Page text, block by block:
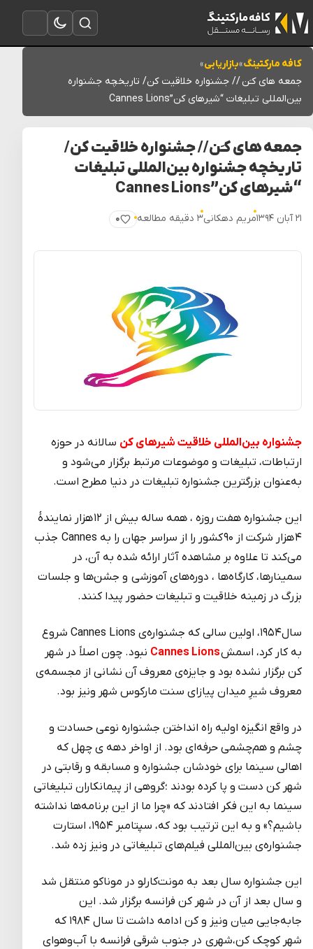
باز کردن منو
تغییر به حالت تاریک
باز کردن جستجو
کافه مارکتینگ»بازاریابی»
جمعه های کـَن // جشنواره خلاقیت کن/ تاریخچه جشنواره
بین‌المللی تبلیغات “شیرهای کن”Cannes Lions
جمعه های کـَن // جشنواره خلاقیت کن/
تاریخچه جشنواره بین‌المللی تبلیغات
“شیرهای کن”Cannes Lions
۲۱ آبان ۱۳۹۴ مریم دهکانی۳ دقیقه مطالعه ۰
پسندیدن
جشنواره بین‌المللی خلاقیت شیرهای کن سالانه در حوزه
ارتباطات، تبلیغات و موضوعات مرتبط برگزار می‌شود و
به‌عنوان بزرگترین جشنواره تبلیغات در دنیا مطرح است.
این جشنواره هفت روزه ، همه ساله بیش از ۱۲ هزار نمایندۀ
۴ هزار شرکت از ۹۰ کشور را از سراسر جهان را به Cannes جذب
می‌کند تا علاوه بر مشاهده آثار ارائه شده به آن، در
سمینارها، کارگاه‌ها ، دوره‌های آموزشی و جشن‌ها و جلسات
بزرگ در زمینه خلاقیت و تبلیغات حضور پیدا کنند.
سال۱۹۵۴، اولین سالی که جشنواره‌ی Cannes Lions شروع
به کار کرد، اسمش
نبود. چون اصلاً در شهر
کن برگزار نشده بود و جایزه‌ی معروف آن نشانی از مجسمه‌ی
معروف شیرِ میدان پیازای سنت مارکوس شهر ونیز بود.
در واقع انگیزه اولیه راه انداختن جشنواره‌ نوعی حسادت و
چشم و هم‌چشمی حرفه‌ای بود. از اواخر دهه ی چهل که
اهالی سینما برای خودشان جشنواره و مسابقه و رقابتی در
شهر کن دست و پا کرده بودند ؛گروهی از پیمانکاران تبلیغاتی
سینما به این فکر افتادند که «چرا ما از این برنامه‌ها نداشته
باشیم؟» و به این ترتیب بود که، سپتامبر ۱۹۵۴، استارت
جشنواره‌ی بین‌المللی فیلم‌های تبلیغاتی در ونیز زده شد.
این جشنواره سال بعد به مونت‌کارلو در موناکو منتقل شد
و سال بعد از آن در شهر کن فرانسه برگزار شد. این
جابه‌جایی میان ونیز و کن ادامه داشت تا سال ۱۹۸۴ که
شهر کوچک کن،شهری در جنوب شرقی فرانسه با آب‌و‌هوای